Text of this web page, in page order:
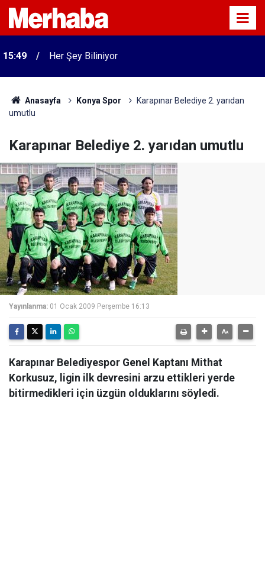
15:49 Her Şey Biliniyor
Anasayfa Konya Spor
Karapınar Belediye 2. yarıdan
umutlu
Karapınar Belediye 2. yarıdan umutlu
Yayınlanma: 01 Ocak 2009 Perşembe 16:13
Karapınar Belediyespor Genel Kaptanı Mithat
Korkusuz, ligin ilk devresini arzu ettikleri yerde
bitirmedikleri için üzgün olduklarını söyledi.